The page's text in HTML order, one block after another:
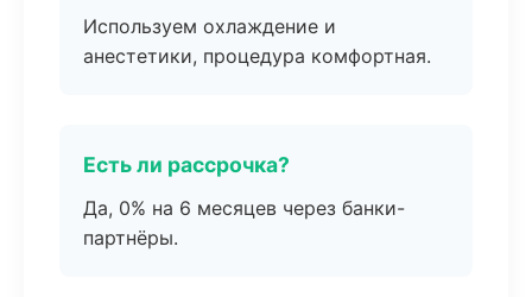
Используем охлаждение и
анестетики, процедура комфортная.
Есть ли рассрочка?
Да, 0% на 6 месяцев через банки-
партнёры.